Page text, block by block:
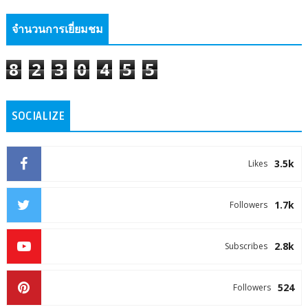
จำนวนการเยี่ยมชม
8 2 3 0 4 5 5
SOCIALIZE
3.5k
Likes
1.7k
Followers
2.8k
Subscribes
524
Followers